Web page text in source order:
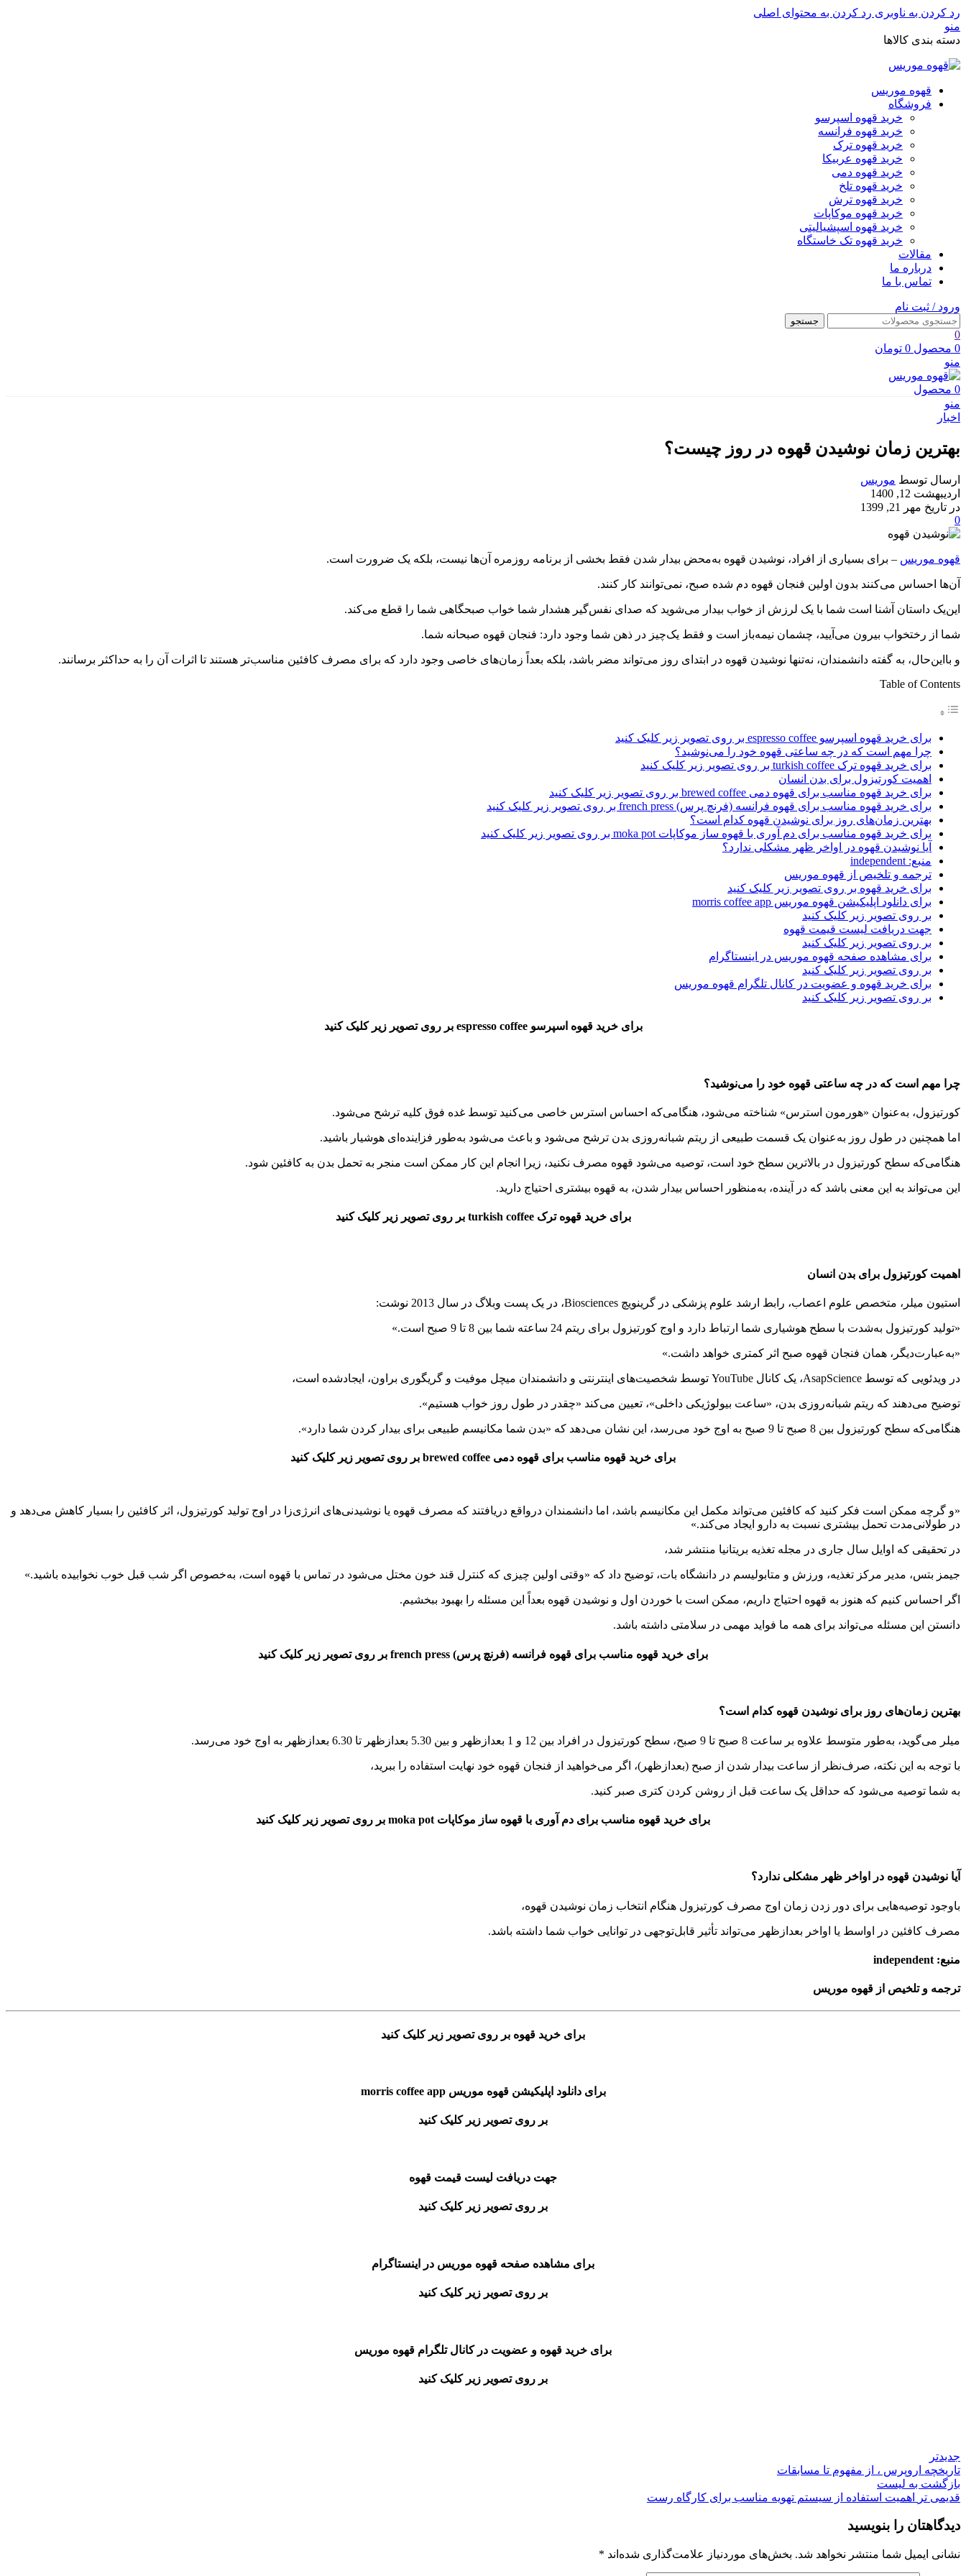
رد کردن به ناوبری رد کردن به محتوای اصلی
منو
دسته بندی کالاها
قهوه موریس
فروشگاه
خرید قهوه اسپرسو
خرید قهوه فرانسه
خرید قهوه ترک
خرید قهوه عربیکا
خرید قهوه دمی
خرید قهوه تلخ
خرید قهوه ترش
خرید قهوه موکاپات
خرید قهوه اسپشیالیتی
خرید قهوه تک خاستگاه
مقالات
درباره ما
تماس با ما
ورود / ثبت نام
جستجو
0
0 محصول 0 تومان
منو
0 محصول
منو
اخبار
بهترین زمان نوشیدن قهوه در روز چیست؟
ارسال توسط موریس
اردیبهشت 12, 1400
در تاریخ مهر 21, 1399
0
قهوه موریس – برای بسیاری از افراد، نوشیدن قهوه به‌محض بیدار شدن فقط بخشی از برنامه روزمره آن‌ها نیست، بلکه یک ضرورت است.
آن‌ها احساس می‌کنند بدون اولین فنجان قهوه دم شده صبح، نمی‌توانند کار کنند.
این‌یک داستان آشنا است شما با یک لرزش از خواب بیدار می‌شوید که صدای نفس‌گیر هشدار شما خواب صبحگاهی شما را قطع می‌کند.
شما از رختخواب بیرون می‌آیید، چشمان نیمه‌باز است و فقط یک‌چیز در ذهن شما وجود دارد: فنجان قهوه صبحانه شما.
و بااین‌حال، به گفته دانشمندان، نه‌تنها نوشیدن قهوه در ابتدای روز می‌تواند مضر باشد، بلکه بعداً زمان‌های خاصی وجود دارد که برای مصرف کافئین مناسب‌تر هستند تا اثرات آن را به حداکثر برسانند.
Table of Contents
برای خرید قهوه اسپرسو espresso coffee بر روی تصویر زیر کلیک کنید
چرا مهم است که در چه ساعتی قهوه خود را می‌نوشید؟
برای خرید قهوه ترک turkish coffee بر روی تصویر زیر کلیک کنید
اهمیت کورتیزول برای بدن انسان
برای خرید قهوه مناسب برای قهوه دمی brewed coffee بر روی تصویر زیر کلیک کنید
برای خرید قهوه مناسب برای قهوه فرانسه (فرنچ پرس) french press بر روی تصویر زیر کلیک کنید
بهترین زمان‌های روز برای نوشیدن قهوه کدام است؟
برای خرید قهوه مناسب برای دم آوری با قهوه ساز موکاپات moka pot بر روی تصویر زیر کلیک کنید
آیا نوشیدن قهوه در اواخر ظهر مشکلی ندارد؟
منبع: independent
ترجمه و تلخیص از قهوه موریس
برای خرید قهوه بر روی تصویر زیر کلیک کنید
برای دانلود اپلیکیشن قهوه موریس morris coffee app
بر روی تصویر زیر کلیک کنید
جهت دریافت لیست قیمت قهوه
بر روی تصویر زیر کلیک کنید
برای مشاهده صفحه قهوه موریس در اینستاگرام
بر روی تصویر زیر کلیک کنید
برای خرید قهوه و عضویت در کانال تلگرام قهوه موریس
بر روی تصویر زیر کلیک کنید
برای خرید قهوه اسپرسو espresso coffee بر روی تصویر زیر کلیک کنید
چرا مهم است که در چه ساعتی قهوه خود را می‌نوشید؟
کورتیزول، به‌عنوان «هورمون استرس» شناخته می‌شود، هنگامی‌که احساس استرس خاصی می‌کنید توسط غده فوق کلیه ترشح می‌شود.
اما همچنین در طول روز به‌عنوان یک قسمت طبیعی از ریتم شبانه‌روزی بدن ترشح می‌شود و باعث می‌شود به‌طور فزاینده‌ای هوشیار باشید.
هنگامی‌که سطح کورتیزول در بالاترین سطح خود است، توصیه می‌شود قهوه مصرف نکنید، زیرا انجام این کار ممکن است منجر به تحمل بدن به کافئین شود.
این می‌تواند به این معنی باشد که در آینده، به‌منظور احساس بیدار شدن، به قهوه بیشتری احتیاج دارید.
برای خرید قهوه ترک turkish coffee بر روی تصویر زیر کلیک کنید
اهمیت کورتیزول برای بدن انسان
استیون میلر، متخصص علوم اعصاب، رابط ارشد علوم پزشکی در گرینویچ Biosciences، در یک پست وبلاگ در سال 2013 نوشت:
«تولید کورتیزول به‌شدت با سطح هوشیاری شما ارتباط دارد و اوج کورتیزول برای ریتم 24 ساعته شما بین 8 تا 9 صبح است.»
«به‌عبارت‌دیگر، همان فنجان قهوه صبح اثر کمتری خواهد داشت.»
در ویدئویی که توسط AsapScience، یک کانال YouTube توسط شخصیت‌های اینترنتی و دانشمندان میچل موفیت و گریگوری براون، ایجادشده است،
توضیح می‌دهند که ریتم شبانه‌روزی بدن، «ساعت بیولوژیکی داخلی»، تعیین می‌کند «چقدر در طول روز خواب هستیم».
هنگامی‌که سطح کورتیزول بین 8 صبح تا 9 صبح به اوج خود می‌رسد، این نشان می‌دهد که «بدن شما مکانیسم طبیعی برای بیدار کردن شما دارد».
برای خرید قهوه مناسب برای قهوه دمی brewed coffee بر روی تصویر زیر کلیک کنید
«و گرچه ممکن است فکر کنید که کافئین می‌تواند مکمل این مکانیسم باشد، اما دانشمندان درواقع دریافتند که مصرف قهوه یا نوشیدنی‌های انرژی‌زا در اوج تولید کورتیزول، اثر کافئین را بسیار کاهش می‌دهد و
در طولانی‌مدت تحمل بیشتری نسبت به دارو ایجاد می‌کند.»
در تحقیقی که اوایل سال جاری در مجله تغذیه بریتانیا منتشر شد،
جیمز بتس، مدیر مرکز تغذیه، ورزش و متابولیسم در دانشگاه بات، توضیح داد که «وقتی اولین چیزی که کنترل قند خون مختل می‌شود در تماس با قهوه است، به‌خصوص اگر شب قبل خوب نخوابیده باشید.»
اگر احساس کنیم که هنوز به قهوه احتیاج داریم، ممکن است با خوردن اول و نوشیدن قهوه بعداً این مسئله را بهبود ببخشیم.
دانستن این مسئله می‌تواند برای همه ما فواید مهمی در سلامتی داشته باشد.
برای خرید قهوه مناسب برای قهوه فرانسه (فرنچ پرس) french press بر روی تصویر زیر کلیک کنید
بهترین زمان‌های روز برای نوشیدن قهوه کدام است؟
میلر می‌گوید، به‌طور متوسط ​​علاوه بر ساعت 8 صبح تا 9 صبح، سطح کورتیزول در افراد بین 12 و 1 بعدازظهر و بین 5.30 بعدازظهر تا 6.30 بعدازظهر به اوج خود می‌رسد.
با توجه به این نکته، صرف‌نظر از ساعت بیدار شدن از صبح (بعدازظهر)، اگر می‌خواهید از فنجان قهوه خود نهایت استفاده را ببرید،
به شما توصیه می‌شود که حداقل یک ساعت قبل از روشن کردن کتری صبر کنید.
برای خرید قهوه مناسب برای دم آوری با قهوه ساز موکاپات moka pot بر روی تصویر زیر کلیک کنید
آیا نوشیدن قهوه در اواخر ظهر مشکلی ندارد؟
باوجود توصیه‌هایی برای دور زدن زمان اوج مصرف کورتیزول هنگام انتخاب زمان نوشیدن قهوه،
مصرف کافئین در اواسط یا اواخر بعدازظهر می‌تواند تأثیر قابل‌توجهی در توانایی خواب شما داشته باشد.
منبع: independent
ترجمه و تلخیص از قهوه موریس
برای خرید قهوه بر روی تصویر زیر کلیک کنید
برای دانلود اپلیکیشن قهوه موریس morris coffee app
بر روی تصویر زیر کلیک کنید
جهت دریافت لیست قیمت قهوه
بر روی تصویر زیر کلیک کنید
برای مشاهده صفحه قهوه موریس در اینستاگرام
بر روی تصویر زیر کلیک کنید
برای خرید قهوه و عضویت در کانال تلگرام قهوه موریس
بر روی تصویر زیر کلیک کنید
جدیدتر
تاریخچه اروپرس ، از مفهوم تا مسابقات
بازگشت به لیست
قدیمی تر
اهمیت استفاده از سیستم تهویه مناسب برای کارگاه رست
دیدگاهتان را بنویسید
نشانی ایمیل شما منتشر نخواهد شد. بخش‌های موردنیاز علامت‌گذاری شده‌اند *